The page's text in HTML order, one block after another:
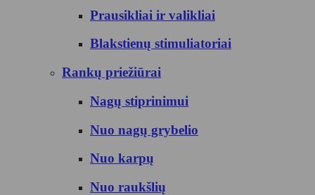
Prausikliai ir valikliai
Blakstienų stimuliatoriai
Rankų priežiūrai
Nagų stiprinimui
Nuo nagų grybelio
Nuo karpų
Nuo raukšlių